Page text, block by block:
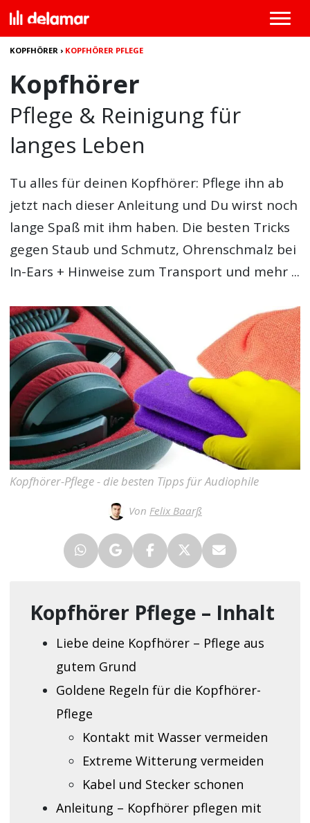
KOPFHÖRER › KOPFHÖRER PFLEGE
Kopfhörer
Pflege & Reinigung für
langes Leben
Tu alles für deinen Kopfhörer: Pflege ihn ab
jetzt nach dieser Anleitung und Du wirst noch
lange Spaß mit ihm haben. Die besten Tricks
gegen Staub und Schmutz, Ohrenschmalz bei
In-Ears + Hinweise zum Transport und mehr ...
Kopfhörer-Pflege - die besten Tipps für Audiophile
Von Felix Baarß
Kopfhörer Pflege – Inhalt
Liebe deine Kopfhörer – Pflege aus
gutem Grund
Goldene Regeln für die Kopfhörer-
Pflege
Kontakt mit Wasser vermeiden
Extreme Witterung vermeiden
Kabel und Stecker schonen
Anleitung – Kopfhörer pflegen mit